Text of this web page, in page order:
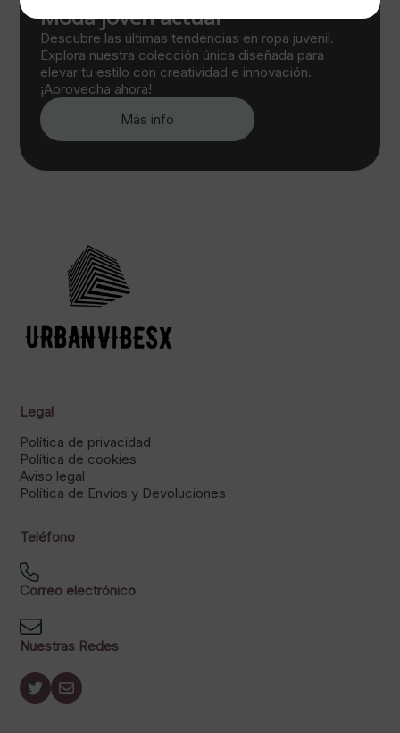
Moda joven actual
Descubre las últimas tendencias en ropa juvenil.
Explora nuestra colección única diseñada para
elevar tu estilo con creatividad e innovación.
¡Aprovecha ahora!
Más info
Legal
Política de privacidad
Política de cookies
Aviso legal
Política de Envíos y Devoluciones
Teléfono
Correo electrónico
Nuestras Redes